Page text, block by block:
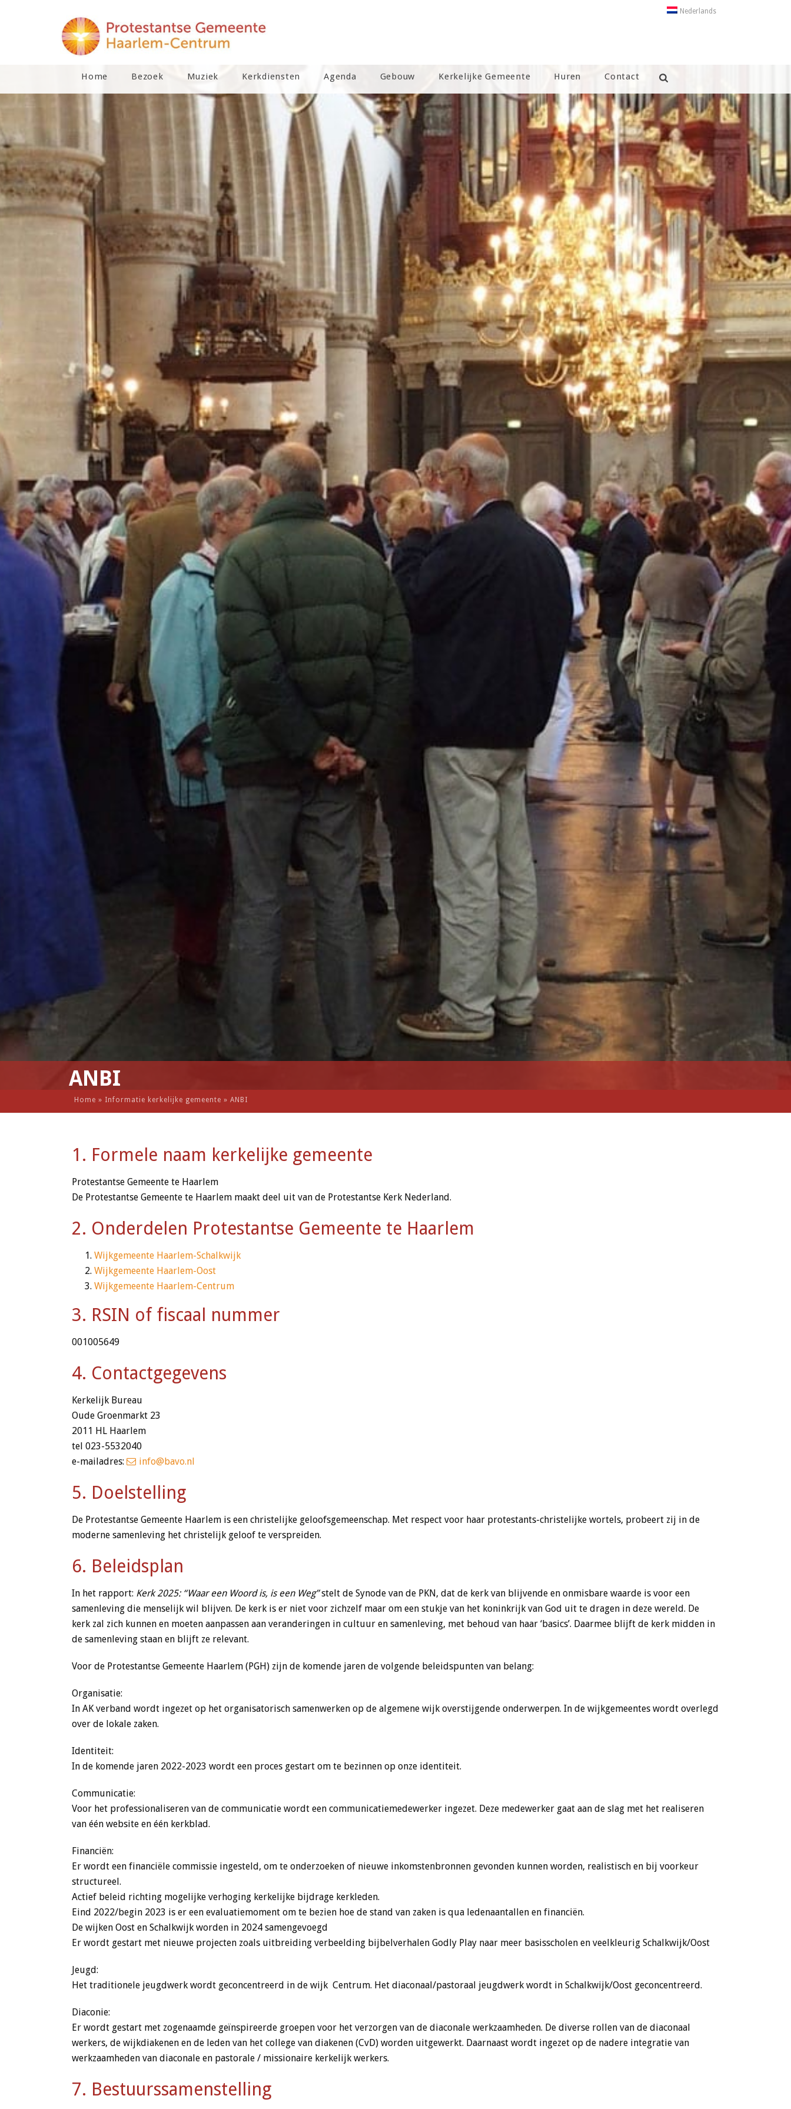
Nederlands
Home Bezoek Muziek Kerkdiensten Agenda Gebouw Kerkelijke Gemeente Huren Contact
ANBI
Home » Informatie kerkelijke gemeente » ANBI
1. Formele naam kerkelijke gemeente
Protestantse Gemeente te Haarlem
De Protestantse Gemeente te Haarlem maakt deel uit van de Protestantse Kerk Nederland.
2. Onderdelen Protestantse Gemeente te Haarlem
Wijkgemeente Haarlem-Schalkwijk
Wijkgemeente Haarlem-Oost
Wijkgemeente Haarlem-Centrum
3. RSIN of fiscaal nummer
001005649
4. Contactgegevens
Kerkelijk Bureau
Oude Groenmarkt 23
2011 HL Haarlem
tel 023-5532040
e-mailadres:
info@bavo.nl
5. Doelstelling
De Protestantse Gemeente Haarlem is een christelijke geloofsgemeenschap. Met respect voor haar protestants-christelijke wortels, probeert zij in de
moderne samenleving het christelijk geloof te verspreiden.
6. Beleidsplan
In het rapport: Kerk 2025: “Waar een Woord is, is een Weg”stelt de Synode van de PKN, dat de kerk van blijvende en onmisbare waarde is voor een
samenleving die menselijk wil blijven. De kerk is er niet voor zichzelf maar om een stukje van het koninkrijk van God uit te dragen in deze wereld. De
kerk zal zich kunnen en moeten aanpassen aan veranderingen in cultuur en samenleving, met behoud van haar ‘basics’. Daarmee blijft de kerk midden in
de samenleving staan en blijft ze relevant.
Voor de Protestantse Gemeente Haarlem (PGH) zijn de komende jaren de volgende beleidspunten van belang:
Organisatie:
In AK verband wordt ingezet op het organisatorisch samenwerken op de algemene wijk overstijgende onderwerpen. In de wijkgemeentes wordt overlegd
over de lokale zaken.
Identiteit:
In de komende jaren 2022-2023 wordt een proces gestart om te bezinnen op onze identiteit.
Communicatie:
Voor het professionaliseren van de communicatie wordt een communicatiemedewerker ingezet. Deze medewerker gaat aan de slag met het realiseren
van één website en één kerkblad.
Financiën:
Er wordt een financiële commissie ingesteld, om te onderzoeken of nieuwe inkomstenbronnen gevonden kunnen worden, realistisch en bij voorkeur
structureel.
Actief beleid richting mogelijke verhoging kerkelijke bijdrage kerkleden.
Eind 2022/begin 2023 is er een evaluatiemoment om te bezien hoe de stand van zaken is qua ledenaantallen en financiën.
De wijken Oost en Schalkwijk worden in 2024 samengevoegd
Er wordt gestart met nieuwe projecten zoals uitbreiding verbeelding bijbelverhalen Godly Play naar meer basisscholen en veelkleurig Schalkwijk/Oost
Jeugd:
Het traditionele jeugdwerk wordt geconcentreerd in de wijk Centrum. Het diaconaal/pastoraal jeugdwerk wordt in Schalkwijk/Oost geconcentreerd.
Diaconie:
Er wordt gestart met zogenaamde geïnspireerde groepen voor het verzorgen van de diaconale werkzaamheden. De diverse rollen van de diaconaal
werkers, de wijkdiakenen en de leden van het college van diakenen (CvD) worden uitgewerkt. Daarnaast wordt ingezet op de nadere integratie van
werkzaamheden van diaconale en pastorale / missionaire kerkelijk werkers.
7. Bestuurssamenstelling